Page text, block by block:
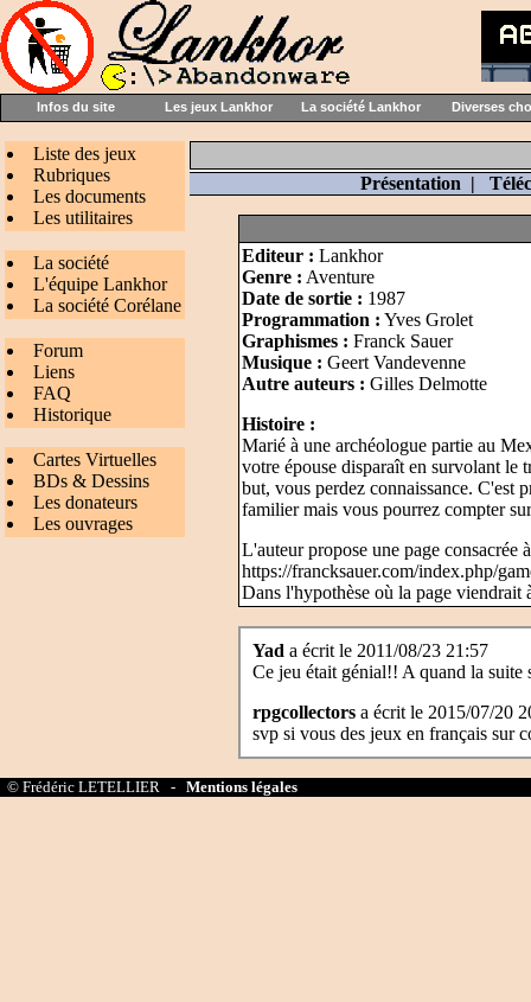
Infos du site Les jeux Lankhor La société Lankhor Diverses
Liste des jeux
Rubriques
Les documents
Les utilitaires
La société
L'équipe Lankhor
La société Corélane
Forum
Liens
FAQ
Historique
Cartes Virtuelles
BDs & Dessins
Les donateurs
Les ouvrages
Présentation |
Editeur : Lankhor
Genre : Aventure
Date de sortie : 1987
Programmation : Yves Grolet
Graphismes : Franck Sauer
Musique : Geert Vandevenne
Autre auteurs : Gilles Delmotte
Histoire :
Marié à une archéologue partie au
votre épouse disparaît en survolant le
but, vous perdez connaissance. C'est
familier mais vous pourrez compter
L'auteur propose une page consacrée
https://francksauer.com/index.php/
Dans l'hypothèse où la page viendrait
Yad a écrit le 2011/08/23 21:57
Ce jeu était génial!! A quand la suite
rpgcollectors a écrit le 2015/07/20
svp si vous des jeux en français sur
© Frédéric LETELLIER - Mentions légales